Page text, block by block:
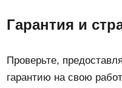
Гарантия и
Проверьте,
гарантию на свою